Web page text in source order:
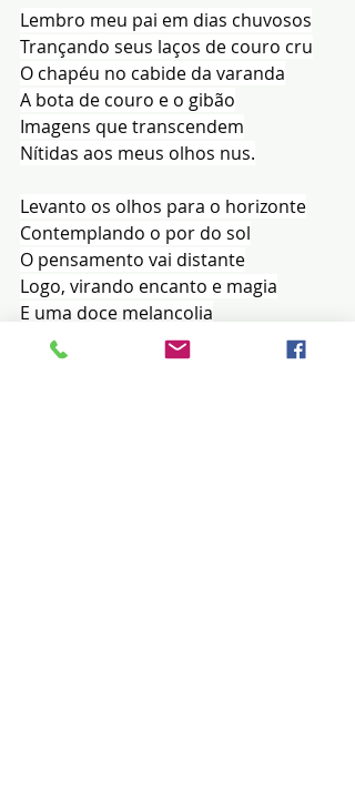
Lembro meu pai em dias chuvosos
Trançando seus laços de couro cru
O chapéu no cabide da varanda
A bota de couro e o gibão
Imagens que transcendem
Nítidas aos meus olhos nus.
Levanto os olhos para o horizonte
Contemplando o por do sol
O pensamento vai distante
Logo, virando encanto e magia
E uma doce melancolia
Invadindo a alma e o coração.